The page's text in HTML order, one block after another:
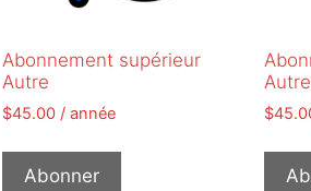
Abonnement supérieur
Autre
$45.00 / année
Abonner
$